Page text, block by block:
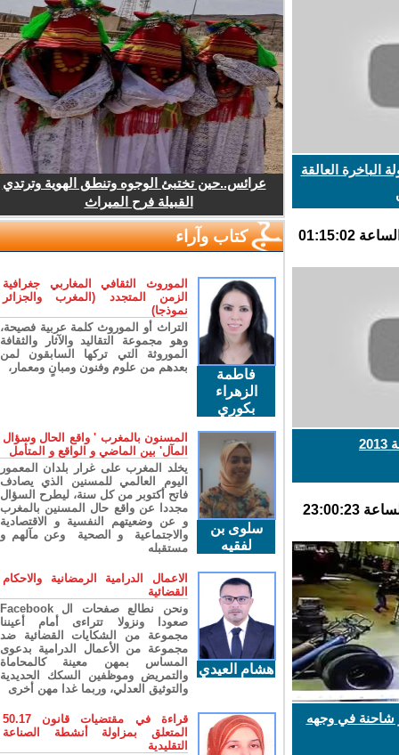
العالقة
شاحنة في وجهه
عرائس..حين تختبئ الوجوه وتنطق الهوية وترتدي
القبيلة فرح الميراث
كتاب وآراء
فاطمة
الزهراء
بكوري
الموروث الثقافي المغاربي جغرافية
الزمن المتجدد (المغرب والجزائر
نموذجا)
التراث أو الموروث كلمة عربية فصيحة،
وهو مجموعة التقاليد والآثار والثقافة
الموروثة التي تركها السابقون لمن
بعدهم من علوم وفنون ومبانٍ ومعمار،
سلوى بن
لفقيه
المسنون بالمغرب ' واقع الحال وسؤال
المآل' بين الماضي و الواقع و المتأمل
يخلد المغرب على غرار بلدان المعمور
اليوم العالمي للمسنين الذي يصادف
فاتح أكتوبر من كل سنة، ليطرح السؤال
مجددا عن واقع حال المسنين بالمغرب
و عن وضعيتهم النفسية و الاقتصادية
والاجتماعية و الصحية وعن مآلهم و
مستقبله
هشام العيدي
الاعمال الدرامية الرمضانية والاحكام
القضائية
ونحن نطالع صفحات ال Facebook
صعودا ونزولا تتراءى أمام أعيننا
مجموعة من الشكايات القضائية ضد
مجموعة من الأعمال الدرامية بدعوى
المساس بمهن معينة كالمحاماة
والتمريض وموظفين السكك الحديدية
والتوثيق العدلي، وربما غدا مهن أخرى
قراءة في مقتضيات قانون 50.17
المتعلق بمزاولة أنشطة الصناعة
التقليدية